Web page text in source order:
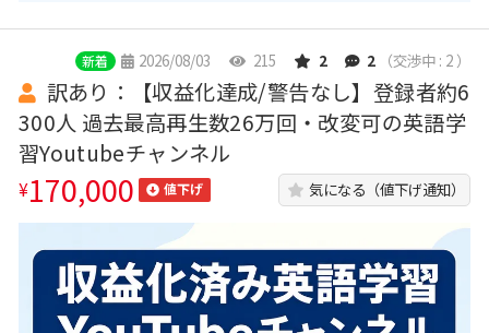
新着 2026/08/03 215 2 2 （交渉中 : 2 ）
訳あり：【収益化達成/警告なし】登録者約6
300人 過去最高再生数26万回・改変可の英語学
習Youtubeチャンネル
¥170,000 値下げ 気になる（値下げ通知）